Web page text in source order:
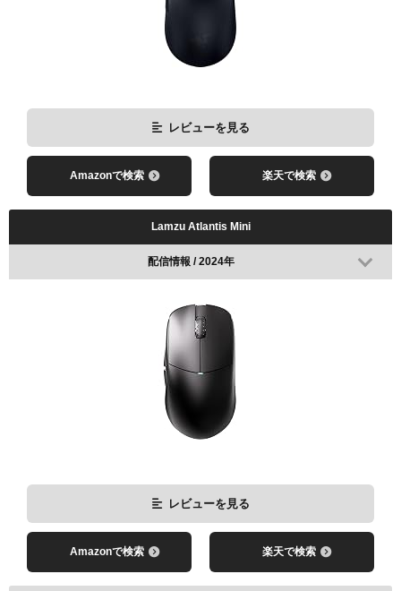
レビューを見る
Amazonで検索 楽天で検索
Lamzu Atlantis Mini
配信情報 / 2024年
レビューを見る
Amazonで検索 楽天で検索